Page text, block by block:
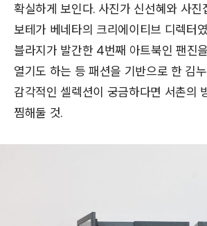
확실하게 보인다. 사진가 신선혜와 사진
보테가 베네타의 크리에이티브 디렉터
블라지가 발간한 4번째 아트북인 팬진
열기도 하는 등 패션을 기반으로 한 김
감각적인 셀렉션이 궁금하다면 서촌의
찜해둘 것.